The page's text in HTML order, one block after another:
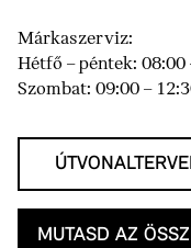
Márkaszerviz:
Hétfő – péntek: 08:00
Szombat: 09:00 –
MUTASD AZ